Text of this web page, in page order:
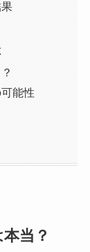
能性
当？